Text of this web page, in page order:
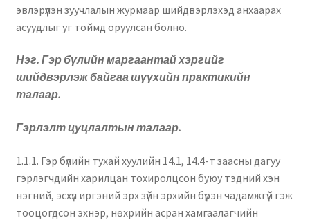
эвлэрүүлэн зуучлалын журмаар шийдвэрлэхэд анхаарах
асуудлыг уг тоймд оруулсан болно.
Нэг. Гэр бүлийн маргаантай хэргийг
шийдвэрлэж байгаашүүхийн практикийн
талаар.
Гэрлэлт цуцлалтын талаар.
1.1.1. Гэр бүлийн тухай хуулийн 14.1, 14.4-т заасны дагуу
гэрлэгчдийн харилцан тохиролцсон буюу тэдний хэн
нэгний, эсхүл иргэний эрх зүйн эрхийн бүрэн чадамжгүй гэж
тооцогдсон эхнэр, нөхрийн асран хамгаалагчийн